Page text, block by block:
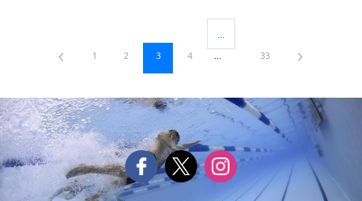
Pàgina
1 Pàgina
2 Pàgina
3 Pàgina
4
Pàgines intermèdies Utilitzeu TAB
Pàgina
33